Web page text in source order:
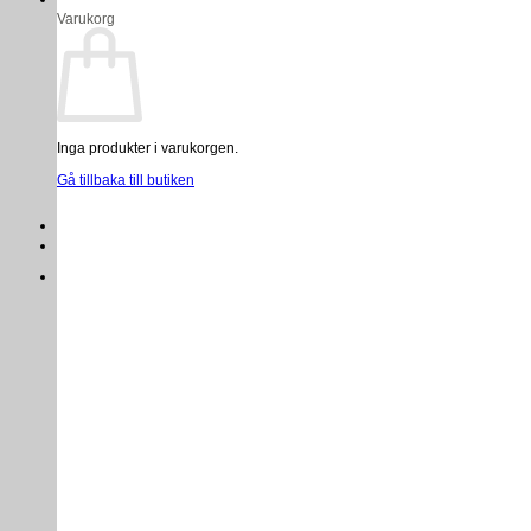
Varukorg
Inga produkter i varukorgen.
Gå tillbaka till butiken